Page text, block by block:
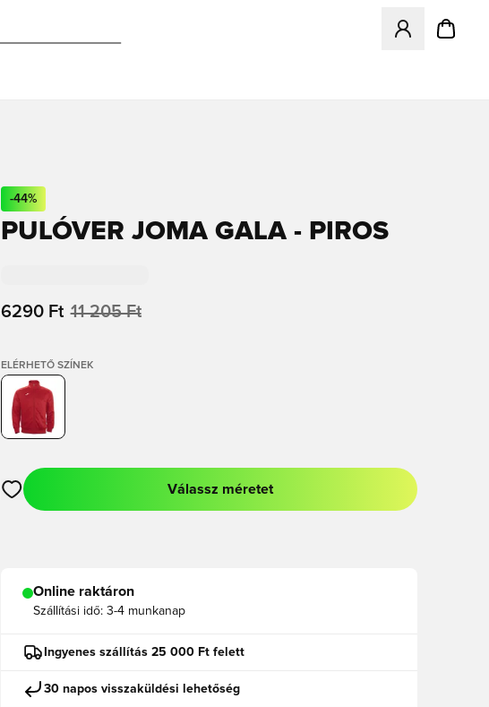
Megnyit egy
-44%
PULÓVER JOMA GALA - PIROS
6290 Ft 11 205 Ft
ELÉRHETŐ SZÍNEK
Megnyit egy modált a bejelentkezéshez vagy a tagként való regisztrációhoz
Válassz méretet
Online raktáron
Szállítási idő: 3-4 munkanap
Ingyenes szállítás 25 000 Ft felett
30 napos visszaküldési lehetőség